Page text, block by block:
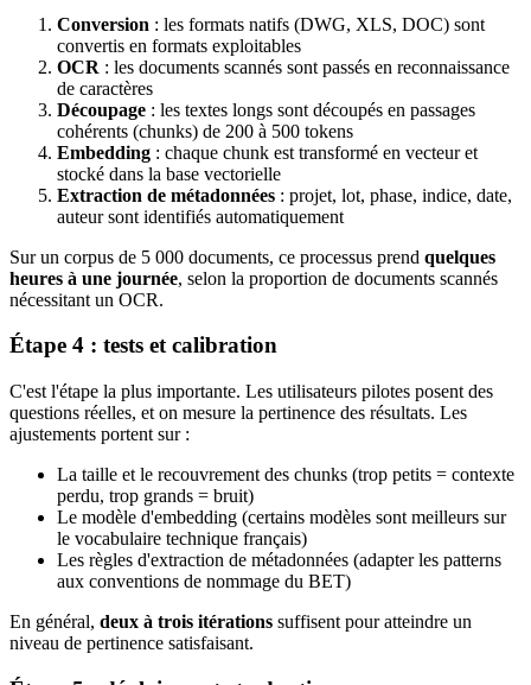
Conversion : les formats natifs (DWG, XLS, DOC) sont
convertis en formats exploitables
OCR : les documents scannés sont passés en reconnaissance
de caractères
Découpage : les textes longs sont découpés en passages
cohérents (chunks) de 200 à 500 tokens
Embedding : chaque chunk est transformé en vecteur et
stocké dans la base vectorielle
Extraction de métadonnées : projet, lot, phase, indice, date,
auteur sont identifiés automatiquement
Sur un corpus de 5 000 documents, ce processus prend quelques
heures à une journée, selon la proportion de documents scannés
nécessitant un OCR.
Étape 4 : tests et calibration
C'est l'étape la plus importante. Les utilisateurs pilotes posent des
questions réelles, et on mesure la pertinence des résultats. Les
ajustements portent sur :
La taille et le recouvrement des chunks (trop petits = contexte
perdu, trop grands = bruit)
Le modèle d'embedding (certains modèles sont meilleurs sur
le vocabulaire technique français)
Les règles d'extraction de métadonnées (adapter les patterns
aux conventions de nommage du BET)
En général, deux à trois itérations suffisent pour atteindre un
niveau de pertinence satisfaisant.